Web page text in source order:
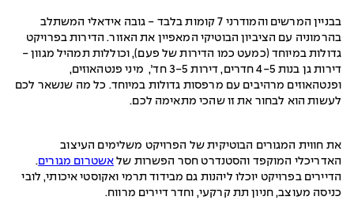
בבניין המרשים והמודרני 7 קומות בלבד - גובה אידאלי המשתלב
בהרמוניה עם הציביון הבוטיקי המאפיין את האזור. הדירות בפרויקט
גדולות במיוחד (כמעט כמו הדירות של פעם), וכוללות תמהיל מגוון -
דירות גן בנות 4-5 חדרים, דירות 3-5 חד׳, מיני פנטהאוזים,
ופנטהאוזים מרהיבים עם מרפסות גדולות במיוחד. כל מה שנשאר לכם
לעשות הוא לבחור את זו שהכי מתאימה לכם.
את חווית המגורים הבוטיקית של הפרויקט משלימים העיצוב
האדריכלי המוקפד והסטנדרט חסר הפשרות של אשטרום מגורים.
הדיירים בפרויקט יוכלו ליהנות גם מבידוד תרמי ואקוסטי איכותי, לובי
כניסה מעוצב, חניון תת קרקעי, וחדר דיירים מרווח.